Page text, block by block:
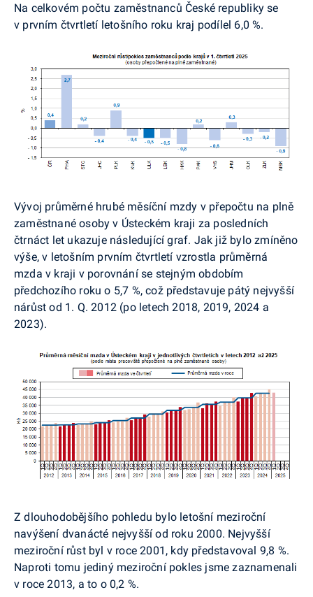
Na celkovém počtu zaměstnanců České republiky se
v prvním čtvrtletí letošního roku kraj podílel 6,0 %.
Vývoj průměrné hrubé měsíční mzdy v přepočtu na plně
zaměstnané osoby v Ústeckém kraji za posledních
čtrnáct let ukazuje následující graf. Jak již bylo zmíněno
výše, v letošním prvním čtvrtletí vzrostla průměrná
mzda v kraji v porovnání se stejným obdobím
předchozího roku o 5,7 %, což představuje pátý nejvyšší
nárůst od 1. Q. 2012 (po letech 2018, 2019, 2024 a
2023).
Z dlouhodobějšího pohledu bylo letošní meziroční
navýšení dvanácté nejvyšší od roku 2000. Nejvyšší
meziroční růst byl v roce 2001, kdy představoval 9,8 %.
Naproti tomu jediný meziroční pokles jsme zaznamenali
v roce 2013, a to o 0,2 %.